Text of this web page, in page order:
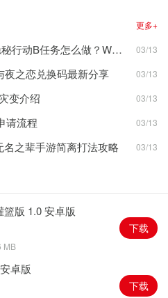
门的儿歌和经典的动画任你自由的
的在这里都有，孩子睡前故事等一
权方和权威专家力荐，让您的孩子
篮曲、世上只有妈妈好等，同时也
更多+
魔兽世界怀旧服石爪山脉隐秘行动B任务怎么做？WOW怀旧服风险投资公司函件在哪儿？ 03/13
夜之恋兑换码最新分享 03/13
变介绍 03/13
请流程 03/13
之辈手游简离打法攻略 03/13
版 1.0 安卓版
MB
下载
卓版
下载